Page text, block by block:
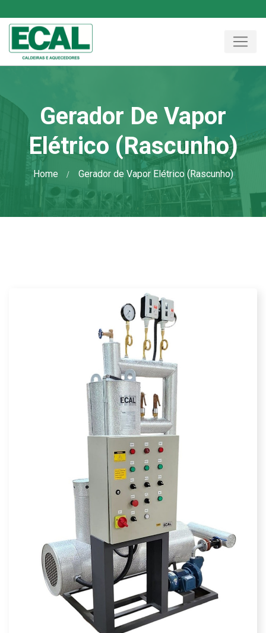
Gerador De Vapor
Elétrico (Rascunho)
Home Gerador de Vapor Elétrico (Rascunho)